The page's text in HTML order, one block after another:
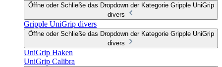
Öffne oder Schließe das Dropdown der Kategorie Gripple UniGrip
divers
Gripple UniGrip divers
Öffne oder Schließe das Dropdown der Kategorie Gripple UniGrip
divers
UniGrip Haken
UniGrip Calibra